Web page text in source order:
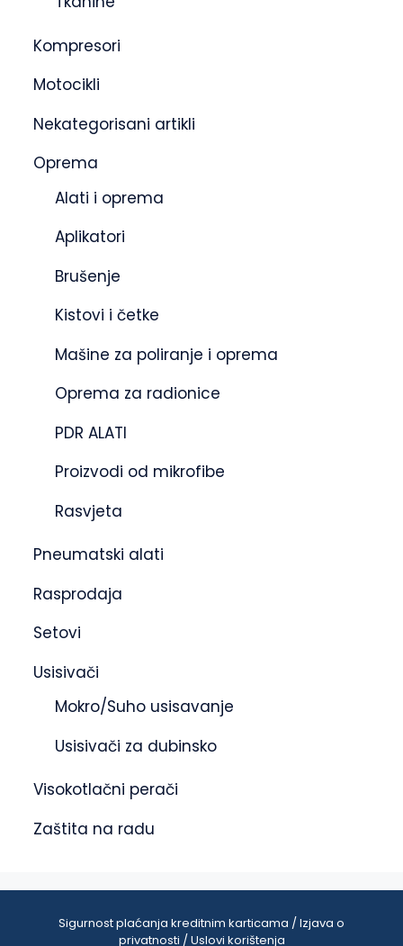
Kompresori
Motocikli
Nekategorisani artikli
Oprema
Alati i oprema
Aplikatori
Brušenje
Kistovi i četke
Mašine za poliranje i oprema
Oprema za radionice
PDR ALATI
Proizvodi od mikrofibe
Rasvjeta
Pneumatski alati
Rasprodaja
Setovi
Usisivači
Mokro/Suho usisavanje
Usisivači za dubinsko
Visokotlačni perači
Zaštita na radu
Sigurnost plaćanja kreditnim karticama / Izjava o
privatnosti / Uslovi korištenja